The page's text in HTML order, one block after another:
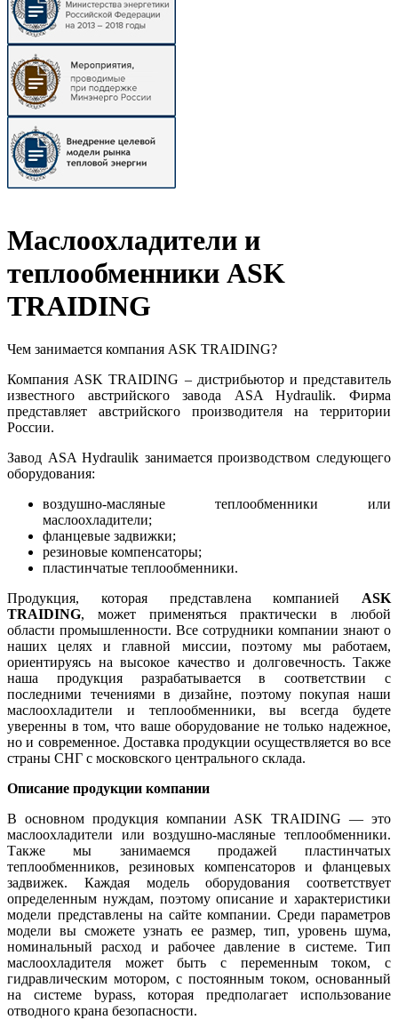
Маслоохладители и
теплообменники ASK
TRAIDING
Чем занимается компания ASK TRAIDING?
Компания ASK TRAIDING – дистрибьютор и представитель
известного австрийского завода ASA Hydraulik. Фирма
представляет австрийского производителя на территории
России.
Завод ASA Hydraulik занимается производством следующего
оборудования:
воздушно-масляные теплообменники или
маслоохладители;
фланцевые задвижки;
резиновые компенсаторы;
пластинчатые теплообменники.
Продукция, которая представлена компанией ASK
TRAIDING, может применяться практически в любой
области промышленности. Все сотрудники компании знают о
наших целях и главной миссии, поэтому мы работаем,
ориентируясь на высокое качество и долговечность. Также
наша продукция разрабатывается в соответствии с
последними течениями в дизайне, поэтому покупая наши
маслоохладители и теплообменники, вы всегда будете
уверенны в том, что ваше оборудование не только надежное,
но и современное. Доставка продукции осуществляется во все
страны СНГ с московского центрального склада.
Описание продукции компании
В основном продукция компании ASK TRAIDING — это
маслоохладители или воздушно-масляные теплообменники.
Также мы занимаемся продажей пластинчатых
теплообменников, резиновых компенсаторов и фланцевых
задвижек. Каждая модель оборудования соответствует
определенным нуждам, поэтому описание и характеристики
модели представлены на сайте компании. Среди параметров
модели вы сможете узнать ее размер, тип, уровень шума,
номинальный расход и рабочее давление в системе. Тип
маслоохладителя может быть с переменным током, с
гидравлическим мотором, с постоянным током, основанный
на системе bypass, которая предполагает использование
отводного крана безопасности.